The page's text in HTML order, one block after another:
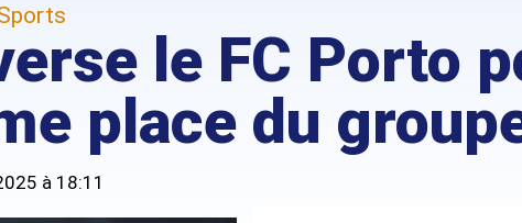
le FC Porto
place du
à 18:11